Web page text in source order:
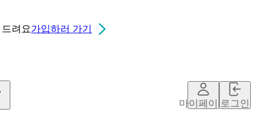
드려요가입하러 가기
마이페이지로그인